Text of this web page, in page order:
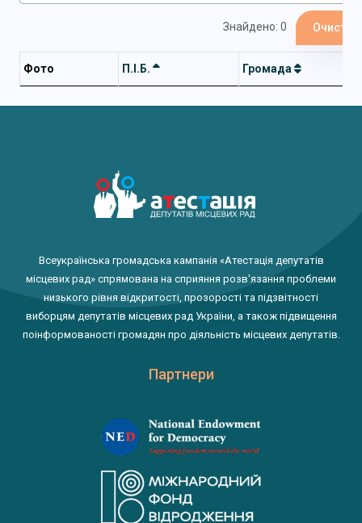
Знайдено: 0
Фото П.І.Б. Громада
Всеукраїнська громадська кампанія «Атестація депутатів
місцевих рад» спрямована на сприяння розв'язання проблеми
низького рівня відкритості, прозорості та підзвітності
виборцям депутатів місцевих рад України, а також підвищення
поінформованості громадян про діяльність місцевих депутатів.
Партнери